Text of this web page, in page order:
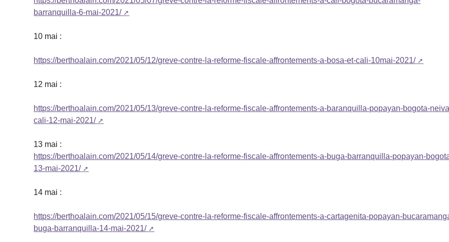
barranquilla-6-mai-2021/
10 mai :
https://berthoalain.com/2021/05/12/greve-contre-la-reforme-fiscale-affrontements-a-bosa-et-cali-10mai-2021/
12 mai :
https://berthoalain.com/2021/05/13/greve-contre-la-reforme-fiscale-affrontements-a-baranquilla-popayan-bogota-
cali-12-mai-2021/
13 mai :
https://berthoalain.com/2021/05/14/greve-contre-la-reforme-fiscale-affrontements-a-buga-barranquilla-popayan-
13-mai-2021/
14 mai :
https://berthoalain.com/2021/05/15/greve-contre-la-reforme-fiscale-affrontements-a-cartagenita-popayan-
buga-barranquilla-14-mai-2021/